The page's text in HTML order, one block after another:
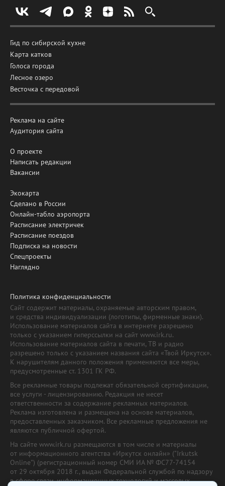
Гид по сибирской кухне
Карта катков
Голоса города
Лесное озеро
Весточка с передовой
Реклама на сайте
Аудитория сайта
О проекте
Написать редакции
Вакансии
Экокарта
Сделано в России
Онлайн-табло аэропорта
Расписание электричек
Расписание поездов
Подписка на новости
Спецпроекты
Наглядно
Политика конфиденциальности
Сайт содержит материалы, охраняемые авторским правом,
и средства индивидуализации (логотипы, фирменные знаки).
Использование материалов сайта в интернете разрешено
только с указанием гиперссылки на сайт www.irk.ru.
Использование материалов сайта в печати, ТВ и радио
разрешено только с указанием названия сайта «Твой Иркутск».
К нарушителям данного положения применяются все меры,
предусмотренные ст. 1301 ГК РФ.
Все рекламные товары подлежат обязательной сертификации,
все услуги - лицензированию. Редакция не несет
ответственности за содержание рекламных материалов.
Реклама изготовлена и размещена на основе материалов,
предоставленных заказчиком. Все рекламные предложения не
являются публичной офертой.
На сайте www.irk.ru размещаются в том числе и материалы
от информационного агентства «Иркутск онлайн» ("Irkutsk
Online") (регистрационный номер СМИ ИА № ФС77-74154
от 29 октября 2018 г., выдан Федеральной службой по надзору
в сфере связи, информационных технологий и массовых